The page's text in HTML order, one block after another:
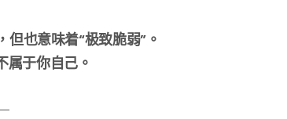
但也意味着“极致脆弱”。
属于你自己。